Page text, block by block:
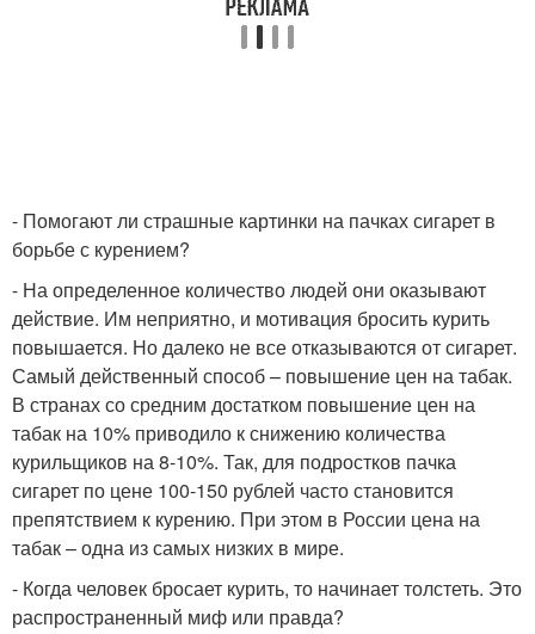
- Помогают ли страшные картинки на пачках сигарет в
борьбе с курением?
- На определенное количество людей они оказывают
действие. Им неприятно, и мотивация бросить курить
повышается. Но далеко не все отказываются от сигарет.
Самый действенный способ – повышение цен на табак.
В странах со средним достатком повышение цен на
табак на 10% приводило к снижению количества
курильщиков на 8-10%. Так, для подростков пачка
сигарет по цене 100-150 рублей часто становится
препятствием к курению. При этом в России цена на
табак – одна из самых низких в мире.
- Когда человек бросает курить, то начинает толстеть. Это
распространенный миф или правда?